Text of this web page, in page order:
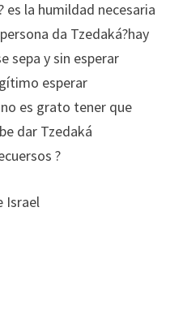
es la humildad necesaria
da Tzedaká?hay
sepa y sin esperar
esperar
es grato tener que
dar Tzedaká
?
Israel